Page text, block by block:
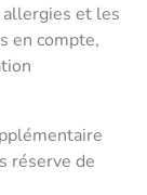
et les
en compte,
réserve de